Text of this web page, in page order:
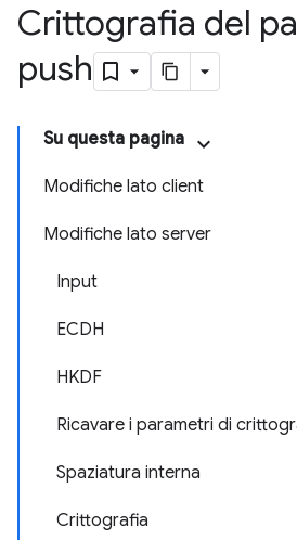
Crittografia del
push
Su questa pagina
Modifiche lato client
Modifiche lato server
Input
ECDH
HKDF
Ricavare i parametri di
Spaziatura interna
Crittografia